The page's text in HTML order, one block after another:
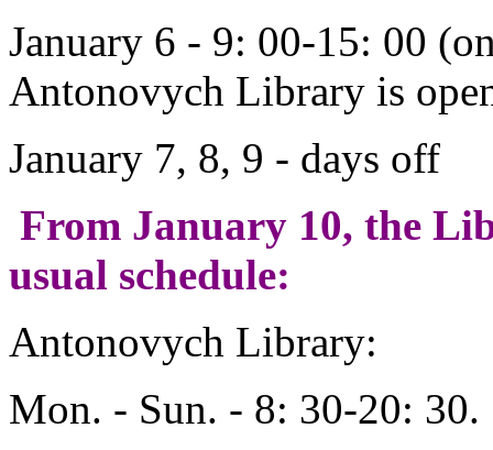
January 6 - 9: 00-15: 00
Antonovych Library is
January 7, 8, 9 - days off
From January 10, the
usual schedule:
Antonovych Library:
Mon. - Sun. - 8: 30-20: 30.